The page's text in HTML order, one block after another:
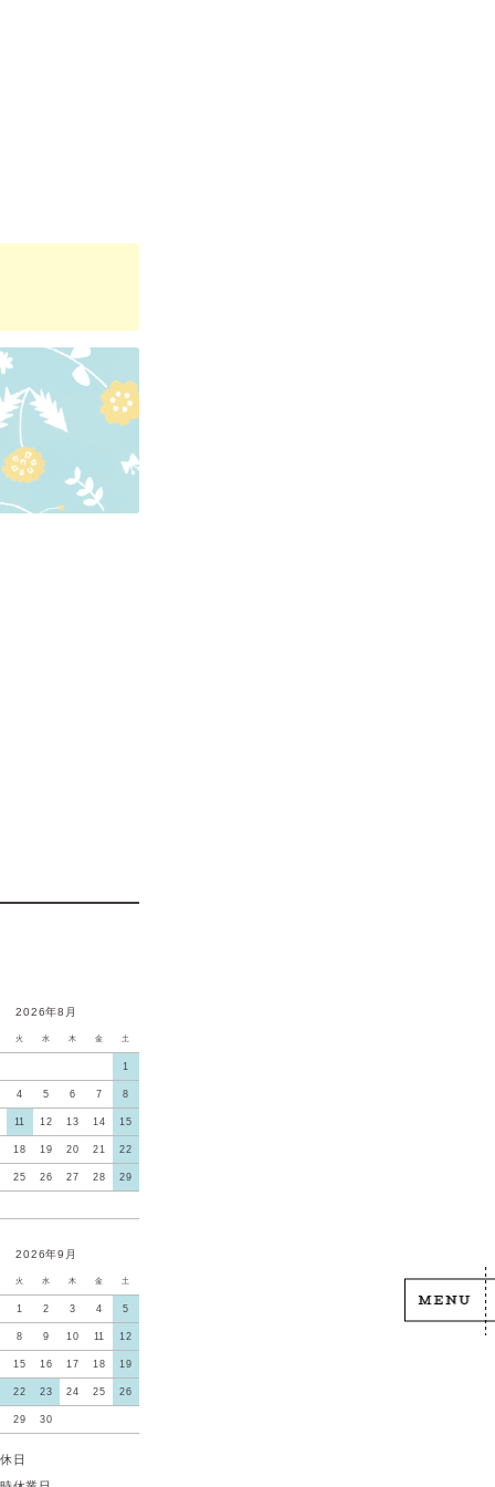
2026年8月
火 水 木 金 土
1
4 5 6 7 8
11 12 13 14 15
18 19 20 21 22
25 26 27 28 29
2026年9月
火 水 木 金 土
1 2 3 4 5
8 9 10 11 12
15 16 17 18 19
22 23 24 25 26
29 30
日